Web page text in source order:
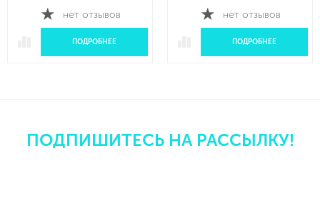
нет отзывов
ПОДРОБНЕЕ
нет отзывов
ПОДРОБНЕЕ
ПОДПИШИТЕСЬ НА РАССЫЛКУ!